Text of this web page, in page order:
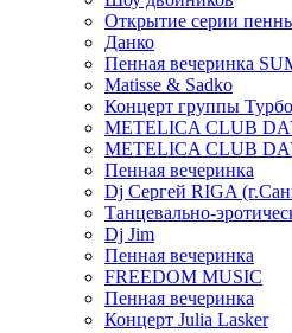
Открытие серии
Данко
Пенная вечеринка
Matisse & Sadko
Концерт группы
METELICA CLUB
METELICA CLUB
Пенная вечеринка
Dj Сергей RIGA
Танцевально-
Dj Jim
Пенная вечеринка
FREEDOM MUSIC
Пенная вечеринка
Концерт Julia Lasker